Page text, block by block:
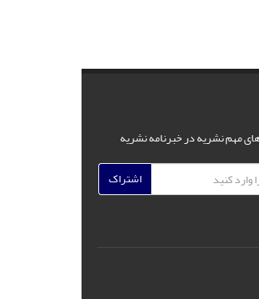
مهم نشریه در خبرنامه نشریه
اشتراک